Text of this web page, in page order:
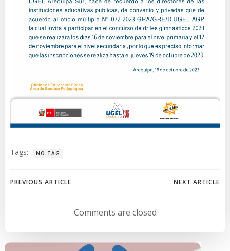
Tags: NO TAG
Navegación
entradas
PREVIOUS ARTICLE
Navegación
de
entradas
NEXT ARTICLE
Comments are closed